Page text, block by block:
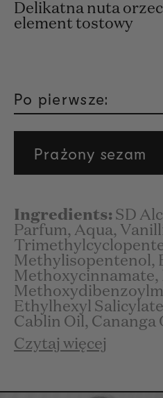
Delikatna nuta
element tostowy
Po pierwsze:
Prażony sezam
Ingredients: SD
Parfum, Aqua,
Methylisopentenol,
Methoxycinnamate,
Ethylhexyl
Cablin Oil, Cananga
Czytaj więcej